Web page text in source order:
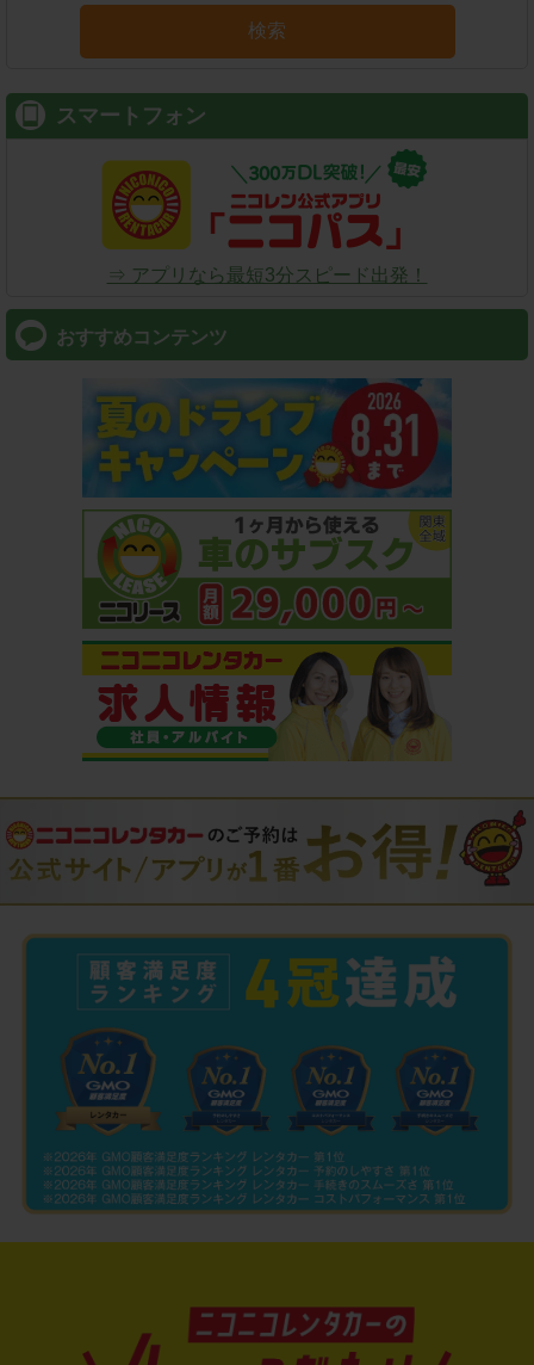
検索
スマートフォン
⇒ アプリなら最短3分スピード出発！
おすすめコンテンツ